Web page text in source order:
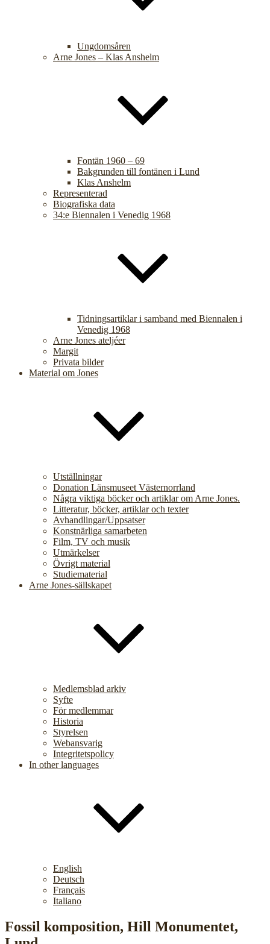
Ungdomsåren
Arne Jones – Klas Anshelm
Fontän 1960 – 69
Bakgrunden till fontänen i Lund
Klas Anshelm
Representerad
Biografiska data
34:e Biennalen i Venedig 1968
Tidningsartiklar i samband med Biennalen i
Venedig 1968
Arne Jones ateljéer
Margit
Privata bilder
Material om Jones
Utställningar
Donation Länsmuseet Västernorrland
Några viktiga böcker och artiklar om Arne Jones.
Litteratur, böcker, artiklar och texter
Avhandlingar/Uppsatser
Konstnärliga samarbeten
Film, TV och musik
Utmärkelser
Övrigt material
Studiematerial
Arne Jones-sällskapet
Medlemsblad arkiv
Syfte
För medlemmar
Historia
Styrelsen
Webansvarig
Integritetspolicy
In other languages
English
Deutsch
Français
Italiano
Fossil komposition, Hill Monumentet,